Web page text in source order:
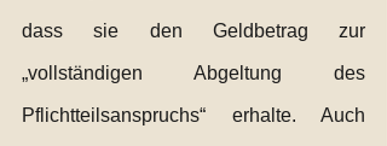
dass sie den Geldbetrag zur
„vollständigen Abgeltung des
Pflichtteilsanspruchs“ erhalte. Auch